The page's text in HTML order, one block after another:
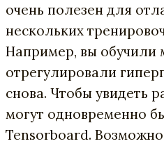
очень полезен для
нескольких
Например, вы обучили
отрегулировали
снова. Чтобы увидеть
могут одновременно
Tensorboard.